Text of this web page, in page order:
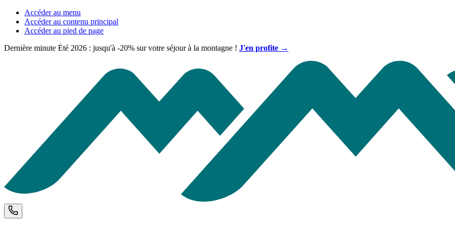
Accéder au menu
Accéder au contenu principal
Accéder au pied de page
Dernière minute Été 2026 : jusqu'à -20% sur votre séjour à la montagne ! J'en profite →
Téléphone et horaires d'ouverture